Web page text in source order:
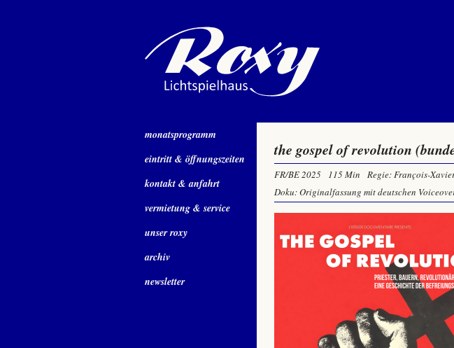
monatsprogramm
eintritt & öffnungszeiten
kontakt & anfahrt
vermietung & service
unser roxy
archiv
newsletter
the gospel of revolution
FR/BE 2025 115 Min Regie: François-
Doku: Originalfassung mit deutschen